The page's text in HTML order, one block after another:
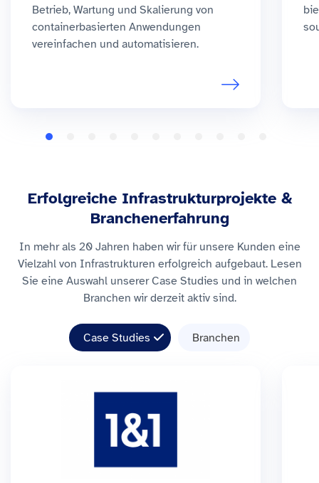
Betrieb, Wartung und Skalierung von
containerbasierten Anwendungen
vereinfachen und automatisieren.
Erfolgreiche Infrastrukturprojekte &
Branchenerfahrung
In mehr als 20 Jahren haben wir für unsere Kunden eine
Vielzahl von Infrastrukturen erfolgreich aufgebaut. Lesen
Sie eine Auswahl unserer Case Studies und in welchen
Branchen wir derzeit aktiv sind.
Case Studies Branchen